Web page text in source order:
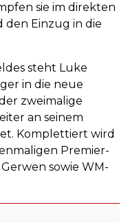
sie im direkten
Einzug in die
steht Luke
in die neue
zweimalige
an seinem
Komplettiert wird
Premier-
sowie WM-